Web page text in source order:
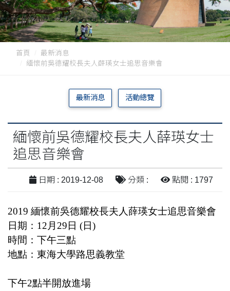
首頁
最新消息
緬懷前吳德耀校長夫人薛瑛女士追思音樂會
最新消息 活動總覽
緬懷前吳德耀校長夫人薛瑛女士
追思音樂會
日期 : 2019-12-08 分類 : 點閱 : 1797
2019 緬懷前吳德耀校長夫人薛瑛女士追思音樂會
日期：12月29日 (日)
時間 ：下午三點
地點 ：東海大學路思義教堂
下午2點半開放進場